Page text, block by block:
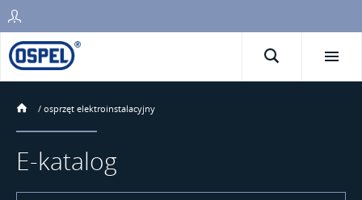
/ osprzęt elektroinstalacyjny
E-katalog